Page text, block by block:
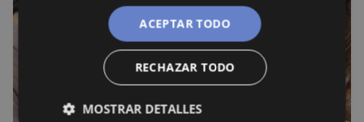
ACEPTAR TODO
RECHAZAR TODO
MOSTRAR DETALLES